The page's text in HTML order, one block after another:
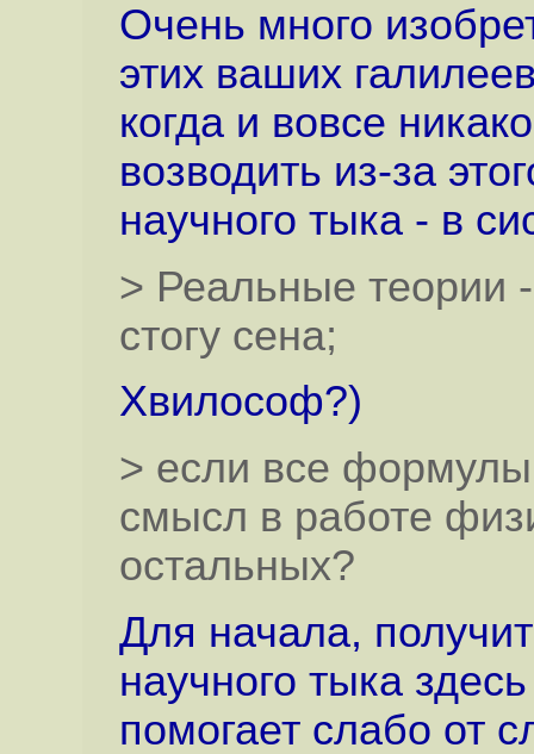
Очень много
этих ваших
когда и вовсе
возводить из-за
научного тыка - в
> Реальные теории
стогу сена;
Хвилософ?)
> если все
смысл в работе
остальных?
Для начала,
научного тыка здесь
помогает слабо от